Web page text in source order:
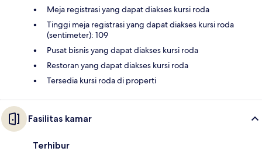
Meja registrasi yang dapat diakses kursi roda
Tinggi meja registrasi yang dapat diakses kursi roda
(sentimeter): 109
Pusat bisnis yang dapat diakses kursi roda
Restoran yang dapat diakses kursi roda
Tersedia kursi roda di properti
Fasilitas kamar
Terhibur